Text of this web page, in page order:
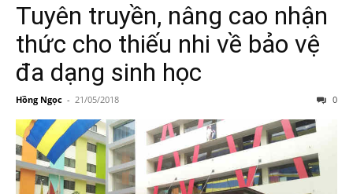
Tuyên truyền, nâng cao nhận
thức cho thiếu nhi về bảo vệ
đa dạng sinh học
Hồng Ngọc - 21/05/2018 0